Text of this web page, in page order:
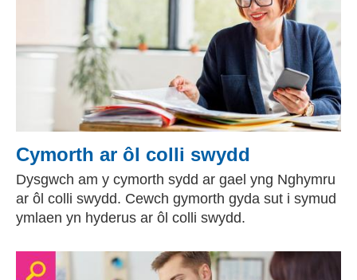
Cymorth ar ôl colli swydd
Dysgwch am y cymorth sydd ar gael yng Nghymru
ar ôl colli swydd. Cewch gymorth gyda sut i symud
ymlaen yn hyderus ar ôl colli swydd.